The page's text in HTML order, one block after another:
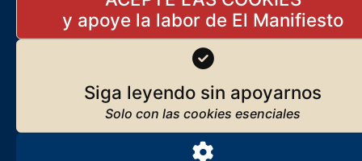
Siga leyendo sin apoyarnos